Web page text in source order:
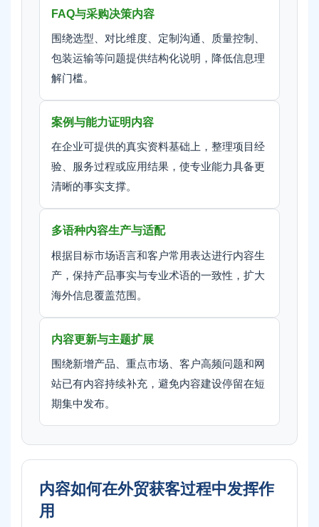
FAQ与采购决策内容
围绕选型、对比维度、定制沟通、质量控制、
包装运输等问题提供结构化说明，降低信息理
解门槛。
案例与能力证明内容
在企业可提供的真实资料基础上，整理项目经
验、服务过程或应用结果，使专业能力具备更
清晰的事实支撑。
多语种内容生产与适配
根据目标市场语言和客户常用表达进行内容生
产，保持产品事实与专业术语的一致性，扩大
海外信息覆盖范围。
内容更新与主题扩展
围绕新增产品、重点市场、客户高频问题和网
站已有内容持续补充，避免内容建设停留在短
期集中发布。
内容如何在外贸获客过程中发挥作
用